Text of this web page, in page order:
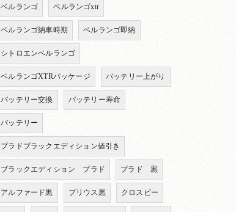
ベルランゴ ベルランゴxtr
ベルランゴ納車時期 ベルランゴ即納
シトロエンベルランゴ
ベルランゴXTRパッケージ バッテリー上がり
バッテリー交換 バッテリー寿命
バッテリー
プラドブラックエディション値引き
ブラックエディション プラド プラド 黒
アルファード黒 プリウス黒 クロスビー